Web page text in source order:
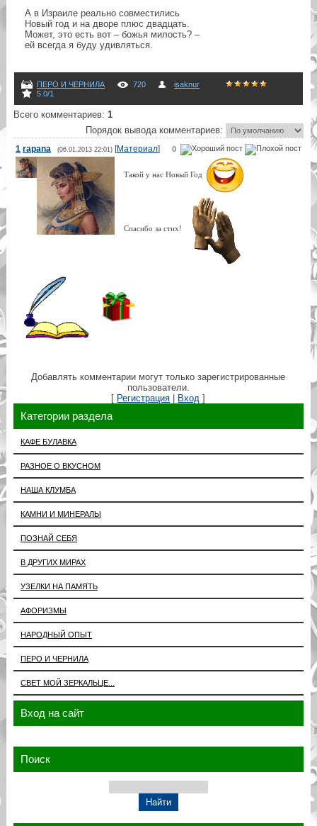
А в Израиле реально совместились
Новый год и на дворе плюс двадцать.
Может, это есть вот – божья милость? –
ей всегда я буду удивляться.
ПЕРО И ЧЕРНИЛА 720
isaknur
5.0/1
Всего комментариев: 1
Порядок вывода комментариев:
0
1 rapana (06.01.2013 22:01)[Материал]
Такой у нас Новый Год
Спасибо за стих!
Добавлять комментарии могут только зарегистрированные
пользователи.
[ Регистрация | Вход ]
Категории раздела
КАФЕ БУЛАВКА
РАЗНОЕ О ВКУСНОМ
НАША КЛУМБА
КАМНИ И МИНЕРАЛЫ
ПОЗНАЙ СЕБЯ
В ДРУГИХ МИРАХ
УЗЕЛКИ НА ПАМЯТЬ
АФОРИЗМЫ
НАРОДНЫЙ ОПЫТ
ПЕРО И ЧЕРНИЛА
СВЕТ МОЙ ЗЕРКАЛЬЦЕ...
Вход на сайт
Поиск